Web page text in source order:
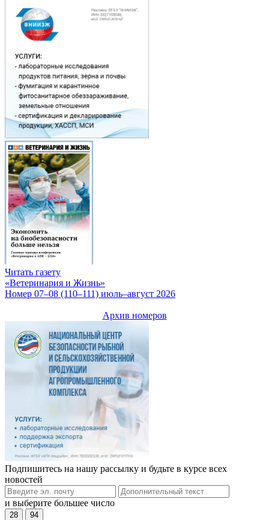
Читать газету
«Ветеринария и Жизнь»
Номер 07–08 (110–111) июль–август 2026
Архив номеров
Подпишитесь на нашу рассылку и будьте в курсе всех
новостей
и выберите большее число
28 94